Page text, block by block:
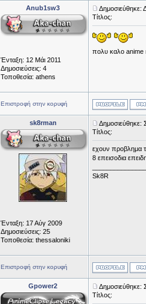
Anub1sw3
Ένταξη: 12 Μάι 2011
Δημοσιεύσεις: 4
Τοποθεσία: athens
Δημοσιεύθηκε:
Τίτλος:
πολυ καλο anime
Επιστροφή στην κορυφή
sk8rman
Ένταξη: 17 Αύγ 2009
Δημοσιεύσεις: 25
Τοποθεσία: thessaloniki
Δημοσιεύθηκε:
Τίτλος:
εχουν προβλημα
8 επεισοδια
Sk8R
Επιστροφή στην κορυφή
Gpower2
Δημοσιεύθηκε:
Τίτλος: